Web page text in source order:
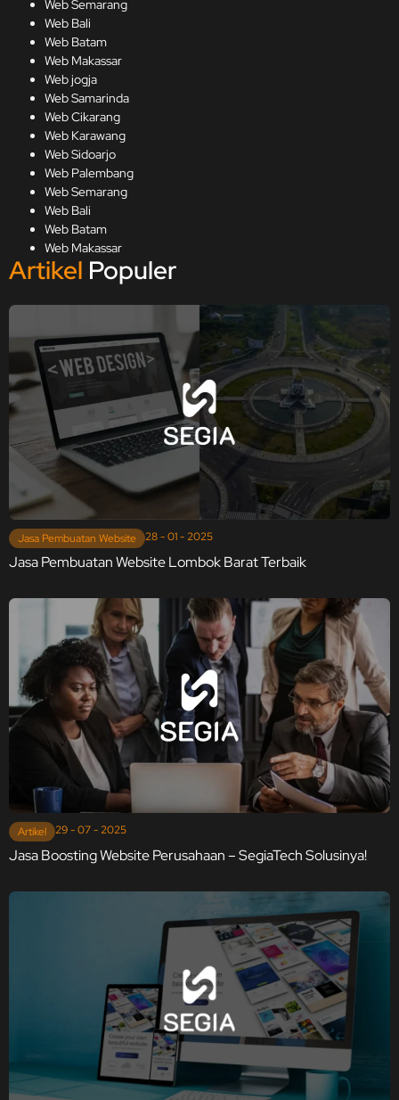
Web Semarang
Web Bali
Web Batam
Web Makassar
Web jogja
Web Samarinda
Web Cikarang
Web Karawang
Web Sidoarjo
Web Palembang
Web Semarang
Web Bali
Web Batam
Web Makassar
Artikel Populer
Jasa Pembuatan Website 28 - 01 - 2025
Jasa Pembuatan Website Lombok Barat Terbaik
Artikel 29 - 07 - 2025
Jasa Boosting Website Perusahaan – SegiaTech Solusinya!